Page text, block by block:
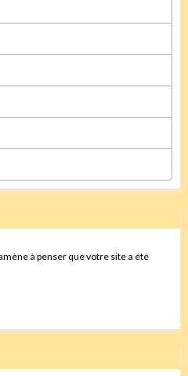
à penser que votre site a été